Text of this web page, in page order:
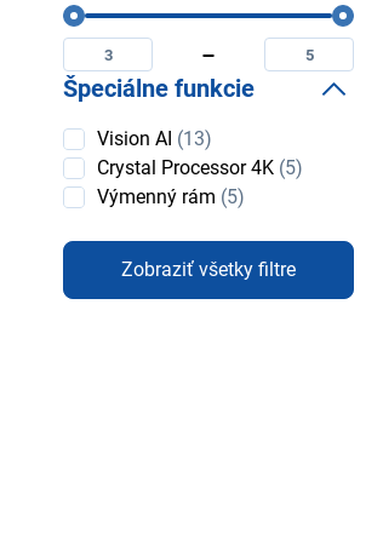
Počet
HDMI
Minimální
počet
hdmi
Maximální
počet
hdmi
Špeciálne funkcie
Špeciálne
funkcie
Vision AI (13)
Crystal Processor 4K (5)
Výmenný rám (5)
Zobraziť všetky filtre